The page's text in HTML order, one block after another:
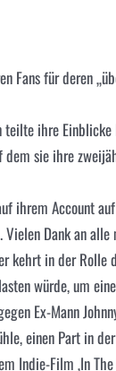
Fans für deren
ihre
sie ihre
ihrem Account
Dank an
kehrt in der Rolle
würde, um
Ex-Mann
einen Part in
Indie-Film ‚In